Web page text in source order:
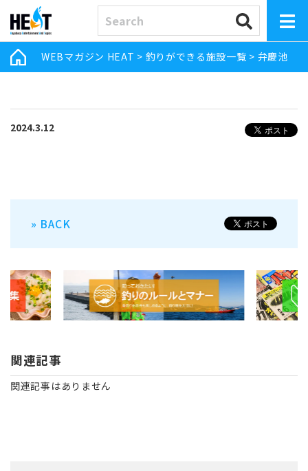
WEBマガジン HEAT > 釣りができる施設一覧 > 弁慶池
2024.3.12
» BACK
関連記事
関連記事はありません